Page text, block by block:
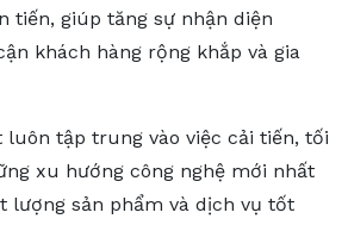
tiến, giúp tăng sự nhận diện
khách hàng rộng khắp và gia
luôn tập trung vào việc cải tiến, tối
xu hướng công nghệ mới nhất
lượng sản phẩm và dịch vụ tốt